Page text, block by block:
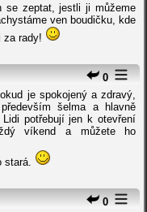
se zeptat, jestli ji můžeme
ven boudičku, kde
za rady!
0
je spokojený a zdravý,
šelma a hlavně
potřebují jen k otevření
víkend a můžete ho
stará.
0